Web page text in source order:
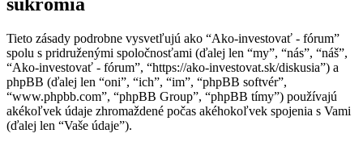
Tieto zásady podrobne vysvetľujú ako “Ako-investovať - fórum”
spolu s pridruženými spoločnosťami (ďalej len “my”, “nás”, “náš”,
“Ako-investovať - fórum”, “https://ako-investovat.sk/diskusia”) a
phpBB (ďalej len “oni”, “ich”, “im”, “phpBB softvér”,
“www.phpbb.com”, “phpBB Group”, “phpBB tímy”) používajú
akékoľvek údaje zhromaždené počas akéhokoľvek spojenia s Vami
(ďalej len “Vaše údaje”).